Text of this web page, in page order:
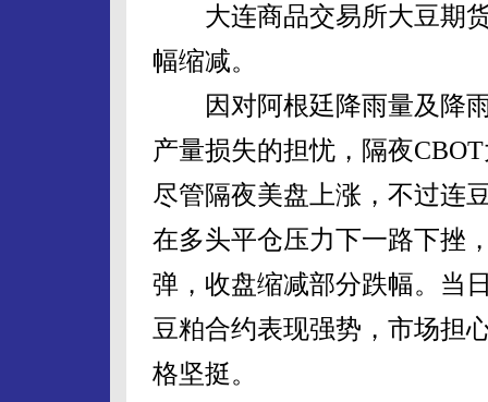
大连商品交易所大豆期货
幅缩减。
因对阿根廷降雨量及降雨
产量损失的担忧，隔夜
尽管隔夜美盘上涨，不过连
在多头平仓压力下一路下挫
弹，收盘缩减部分跌幅。当
豆粕合约表现强势，市场担
格坚挺。